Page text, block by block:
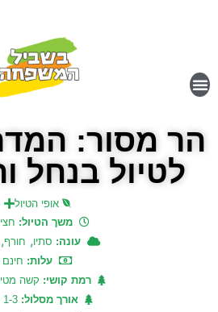
הר מסור:
לטיול בנחל
אופי הטיול
משך הטיול:
עונה: סתיו, חורף,
עלות: חינם
רמת קושי: קשה
אורך מסלול:1-3 ק"מ